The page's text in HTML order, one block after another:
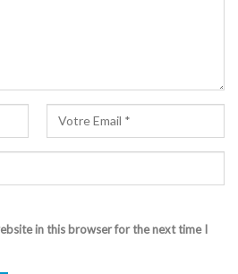
in this browser for the next time I